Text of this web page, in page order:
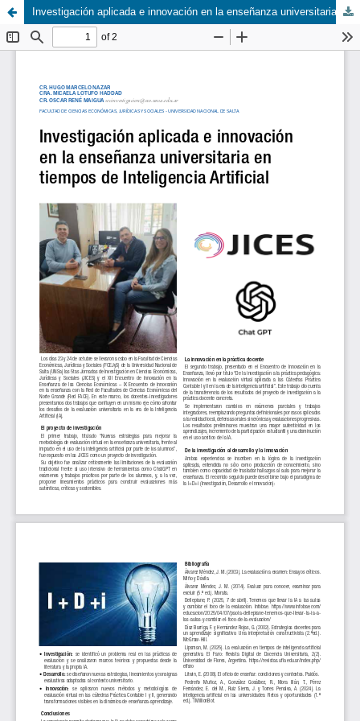
Investigación aplicada e innovación en la enseñanza universitaria en tiempos de Inteligencia Artificial